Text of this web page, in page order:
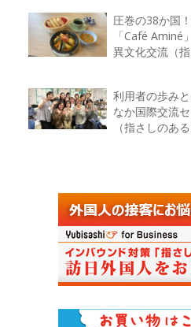
圧巻の38か国
「Café Aminé
異文化交流（
利用者の歩み
なか国際交流
（指さしのある